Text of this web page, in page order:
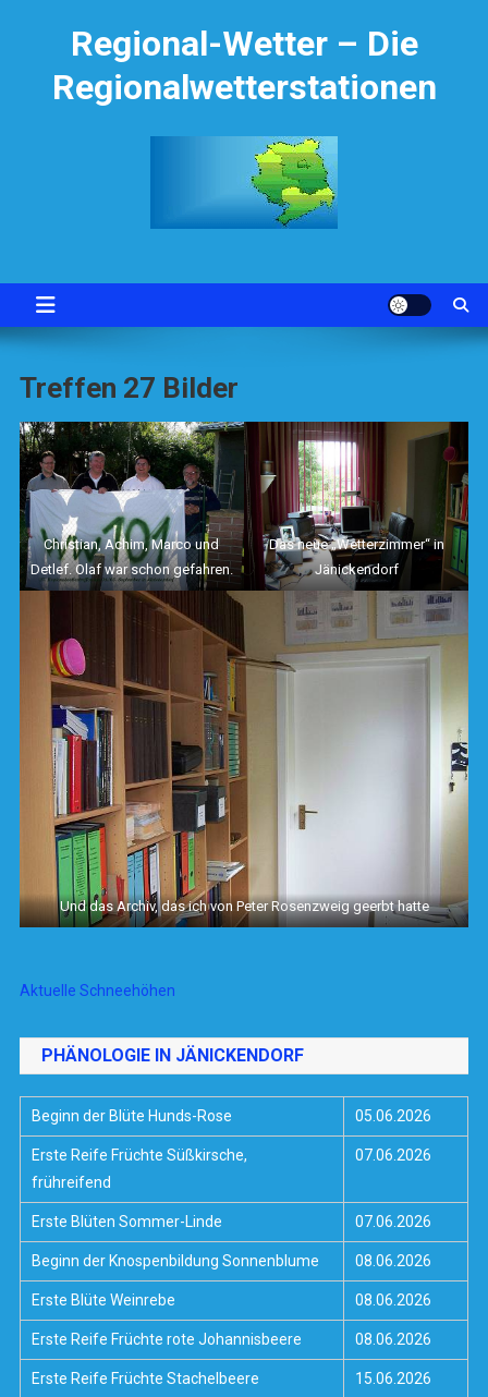
Regional-Wetter – Die
Regionalwetterstationen
Treffen 27 Bilder
Christian, Achim, Marco und
Detlef. Olaf war schon gefahren.
Das neue „Wetterzimmer“ in
Jänickendorf
Und das Archiv, das ich von Peter Rosenzweig geerbt hatte
Aktuelle Schneehöhen
PHÄNOLOGIE IN JÄNICKENDORF
Beginn der Blüte Hunds-Rose 05.06.2026
Erste Reife Früchte Süßkirsche,
frühreifend
07.06.2026
Erste Blüten Sommer-Linde 07.06.2026
Beginn der Knospenbildung Sonnenblume 08.06.2026
Erste Blüte Weinrebe 08.06.2026
Erste Reife Früchte rote Johannisbeere 08.06.2026
Erste Reife Früchte Stachelbeere 15.06.2026